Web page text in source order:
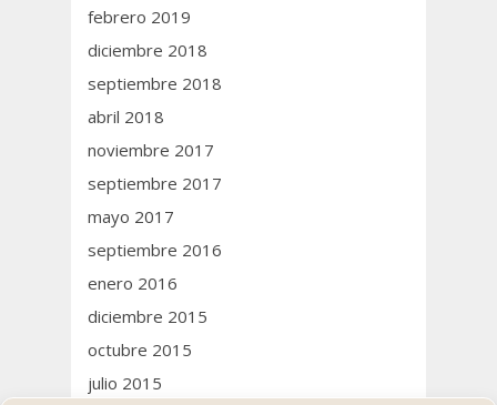
febrero 2019
diciembre 2018
septiembre 2018
abril 2018
noviembre 2017
septiembre 2017
mayo 2017
septiembre 2016
enero 2016
diciembre 2015
octubre 2015
julio 2015